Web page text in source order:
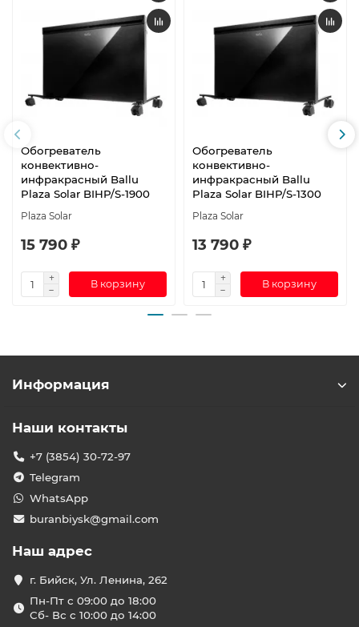
Обогреватель
конвективно-
инфракрасный Ballu
Plaza Solar BIHP/S-1900
Plaza Solar
15 790 ₽
В корзину
Обогреватель
конвективно-
инфракрасный Ballu
Plaza Solar BIHP/S-1300
Plaza Solar
13 790 ₽
В корзину
Информация
Наши контакты
+7 (3854) 30-72-97
Telegram
WhatsApp
buranbiysk@gmail.com
Наш адрес
г. Бийск, Ул. Ленина, 262
Пн-Пт с 09:00 до 18:00
Сб- Вс с 10:00 до 14:00